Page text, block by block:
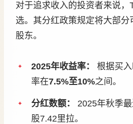
对于追求收入的投资者来说，
选。其分红政策规定将大部分
股东。
2025年收益率：
根据买
率在7.5%至10%之间。
分红数额：
2025年秋季
股7.42里拉。